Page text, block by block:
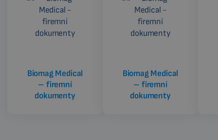
Biomag Medical
– firemní
dokumenty
Biomag Medical
– firemní
dokumenty